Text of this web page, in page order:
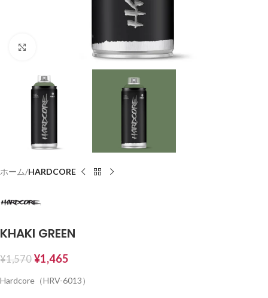
Click to enlarge
ホーム HARDCORE
KHAKI GREEN
¥1,570 ¥1,465
Hardcore（HRV-6013）